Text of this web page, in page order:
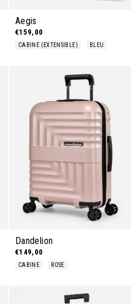
Aegis
€159,00
CABINE (EXTENSIBLE) BLEU
Dandelion
€149,00
CABINE ROSE